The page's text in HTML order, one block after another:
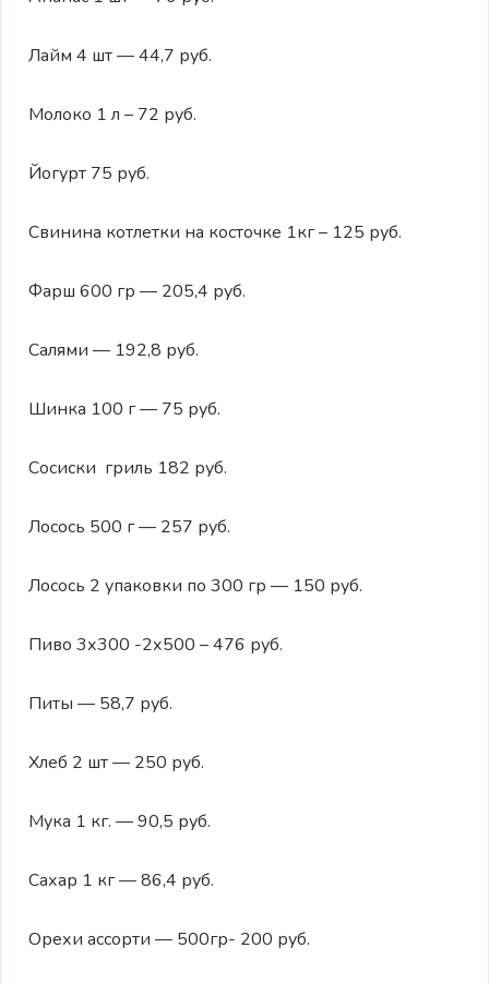
Лайм 4 шт — 44,7 руб.
Молоко 1 л – 72 руб.
Йогурт 75 руб.
Свинина котлетки на косточке 1кг – 125 руб.
Фарш 600 гр — 205,4 руб.
Салями — 192,8 руб.
Шинка 100 г — 75 руб.
Сосиски гриль 182 руб.
Лосось 500 г — 257 руб.
Лосось 2 упаковки по 300 гр — 150 руб.
Пиво 3х300 -2х500 – 476 руб.
Питы — 58,7 руб.
Хлеб 2 шт — 250 руб.
Мука 1 кг. — 90,5 руб.
Сахар 1 кг — 86,4 руб.
Орехи ассорти — 500гр- 200 руб.